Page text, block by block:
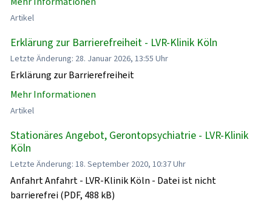
Artikel
Erklärung zur Barrierefreiheit - LVR-Klinik Köln
Letzte Änderung: 28. Januar 2026, 13:55 Uhr
Erklärung zur Barrierefreiheit
Mehr Informationen
Artikel
Stationäres Angebot, Gerontopsychiatrie - LVR-Klinik
Köln
Letzte Änderung: 18. September 2020, 10:37 Uhr
Anfahrt Anfahrt - LVR-Klinik Köln - Datei ist nicht
barrierefrei (PDF, 488 kB)